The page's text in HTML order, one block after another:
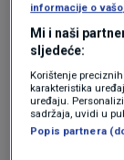
Proizvod može
čokolada" samo
geografsku
Tužbu je sudu
u Njemačkoj
informacije o
Mi i naši
sljedeće:
Korištenje
karakteristika
uređaju.
sadržaja, uvidi u
Popis partnera